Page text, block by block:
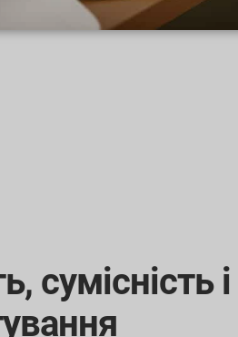
сумісність і